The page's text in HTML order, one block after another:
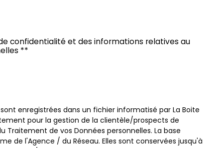
confidentialité et des informations relatives au
**
enregistrées dans un fichier informatisé par La Boite
pour la gestion de la clientèle/prospects de
Traitement de vos Données personnelles. La base
de l'Agence / du Réseau. Elles sont conservées jusqu'à